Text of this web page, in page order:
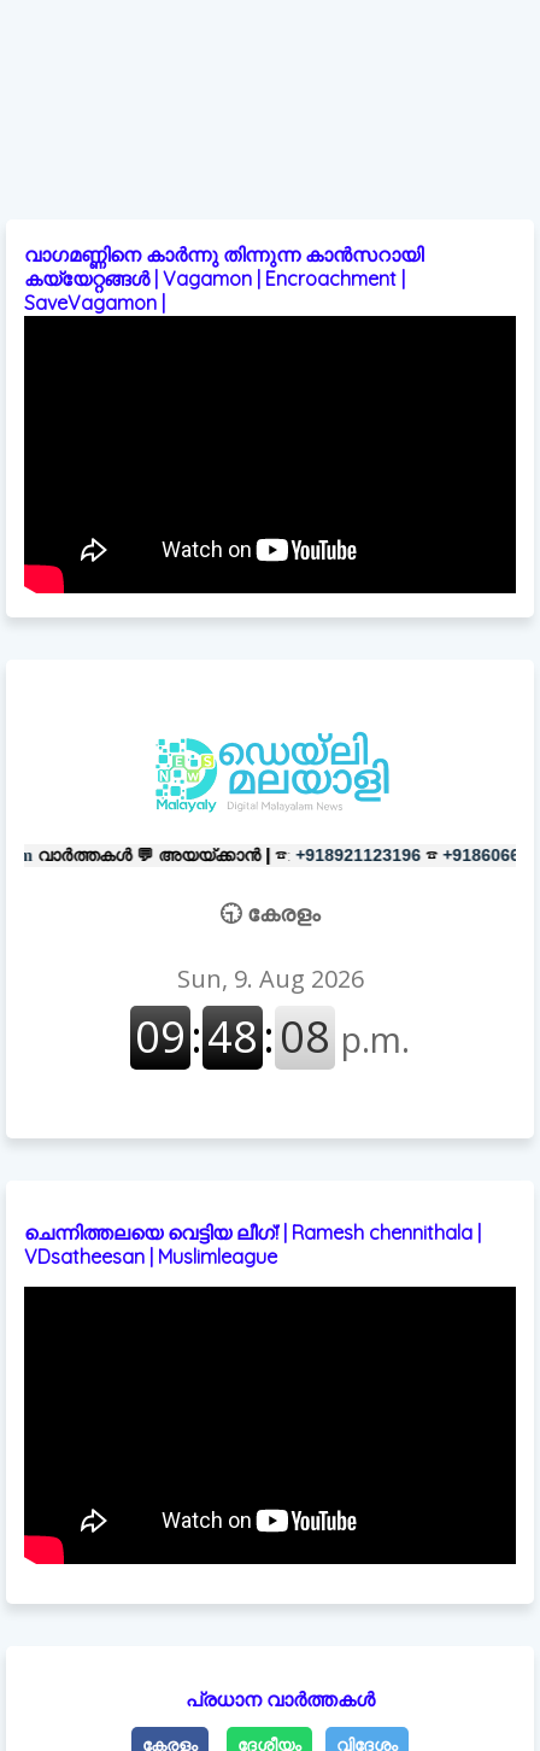
വാഗമണ്ണിനെ കാർന്നു തിന്നുന്ന കാൻസറായി
കയ്യേറ്റങ്ങൾ | Vagamon | Encroachment |
SaveVagamon |
അയയ്ക്കാൻ | ☎: +918921123196 ☎ +918606657037
🕤 കേരളം
ചെന്നിത്തലയെ വെട്ടിയ ലീഗ്! | Ramesh chennithala |
VDsatheesan | Muslimleague
പ്രധാന വാർത്തകൾ
കേരളം ദേശീയം വിദേശം